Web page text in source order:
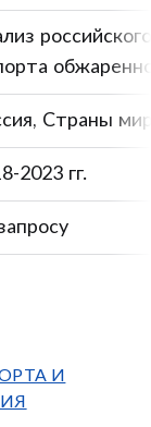
Страны
2023 гг.
И